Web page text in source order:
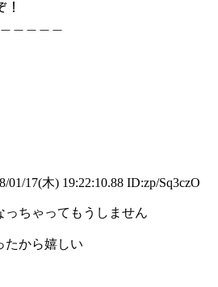
＿＿＿
01/17(木) 19:22:10.88 ID:zp/Sq3czO
ちゃってもうしません
たから嬉しい